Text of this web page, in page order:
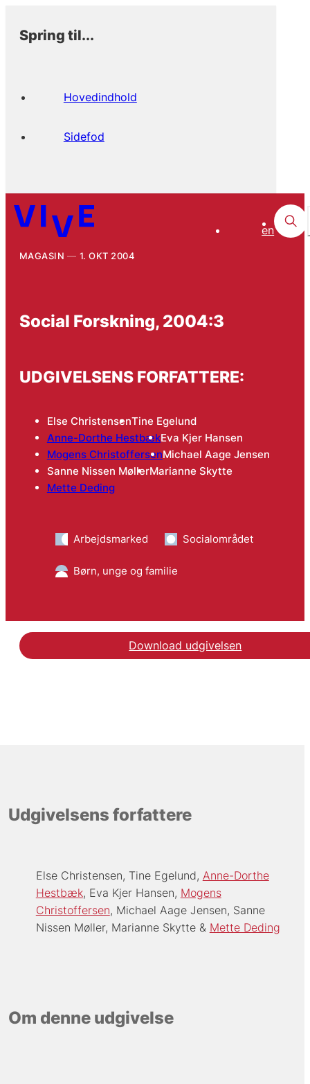
Spring til...
Hovedindhold
Sidefod
en
MAGASIN 1. OKT 2004
Social Forskning, 2004:3
UDGIVELSENS FORFATTERE:
Else ChristensenTine Egelund
Anne-Dorthe HestbækEva Kjer Hansen
Mogens ChristoffersenMichael Aage Jensen
Sanne Nissen MøllerMarianne Skytte
Mette Deding
Arbejdsmarked Socialområdet
Børn, unge og familie
Download udgivelsen
Udgivelsens forfattere
Else Christensen Tine Egelund Anne-Dorthe
Hestbæk Eva Kjer Hansen Mogens
Christoffersen Michael Aage Jensen Sanne
Nissen Møller Marianne Skytte Mette Deding
Om denne udgivelse